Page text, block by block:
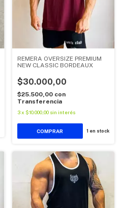
REMERA OVERSIZE PREMIUM
NEW CLASSIC BORDEAUX
$30.000,00
$25.500,00 con
Transferencia
3 x $10.000,00 sin interés
COMPRAR 1 en stock